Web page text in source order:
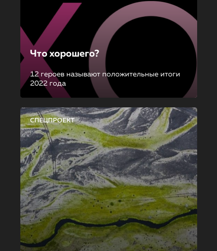
Что хорошего?
12 героев называют положительные итоги
2022 года
СПЕЦПРОЕКТ